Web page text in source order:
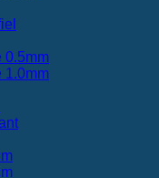
0.5mm
1.0mm